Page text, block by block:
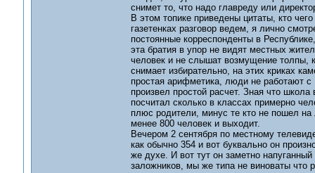
снимет то, что надо главреду или
В этом топике приведены цитаты, кто
газетенках разговор ведем, я лично
постоянные корреспонденты в
эта братия в упор не видят местных
человек и не слышат возмущение толпы,
снимает избирательно, на этих криках
простая арифметика, люди не работают
произвел простой расчет. Зная что
посчитал сколько в классах примерно
плюс родители, минус те кто не пошел
менее 800 человек и выходит.
Вечером 2 сентября по местному
как обычно 354 и вот буквально он
же духе. И вот тут он заметно
заложников, мы же типа не виноваты что